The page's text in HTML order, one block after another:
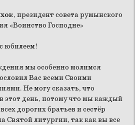
, президент совета румынского
«Воинство Господне»
юбилеем!
мы особенно молимся
Вас всеми Своими
Не могу сказать, что
этот день, потому что мы каждый
дорогих братьев и сестёр
Святой литургии, так как вы все